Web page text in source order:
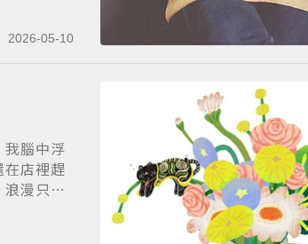
2026-05-10
腦中浮
店裡趕
漫只